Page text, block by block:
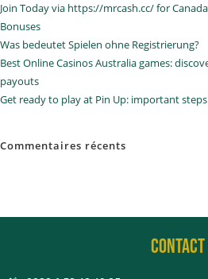
Join Today via https://mrcash.cc/ for
Bonuses
Was bedeutet Spielen ohne Registrierung?
Best Online Casinos Australia games:
payouts
Get ready to play at Pin Up: important
Commentaires récents
CONTACT